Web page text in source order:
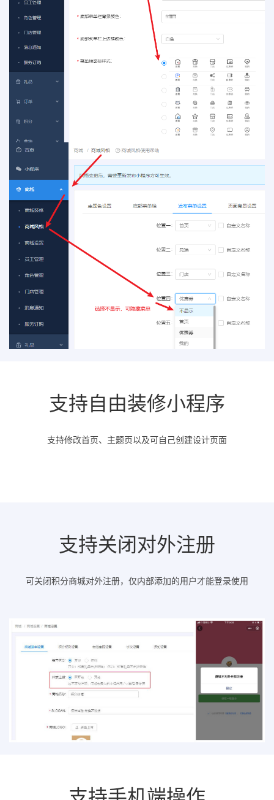
支持自由装修小程序
支持修改首页、主题页以及可自己创建设计页面
支持关闭对外注册
可关闭积分商城对外注册，仅内部添加的用户才能登录使用